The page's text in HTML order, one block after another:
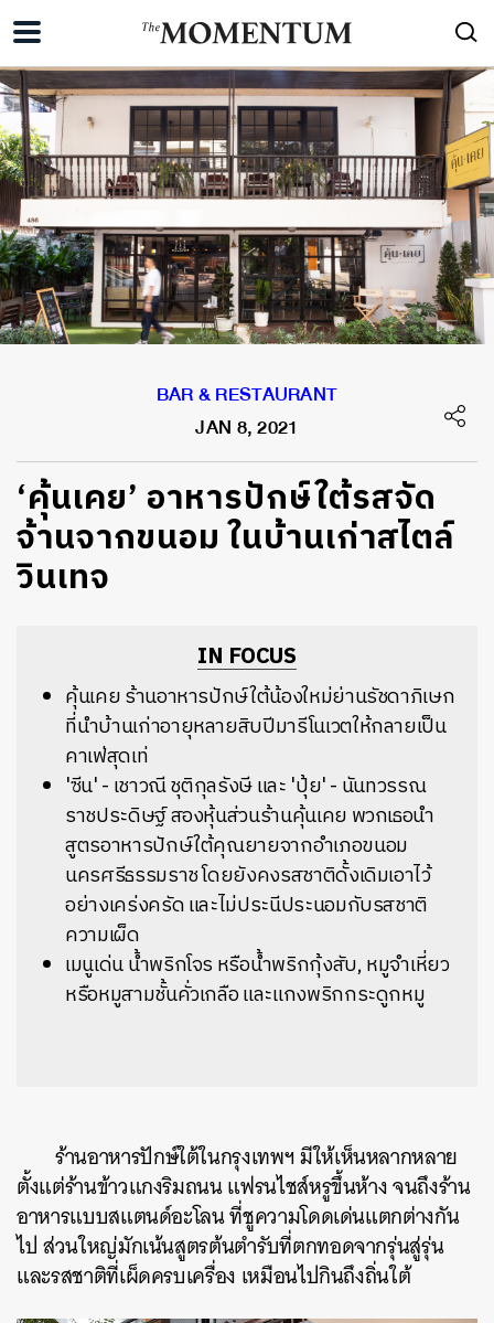
BAR & RESTAURANT
JAN 8, 2021
‘คุ้นเคย’ อาหารปักษ์ใต้รสจัด
จ้านจากขนอม ในบ้านเก่าสไตล์
วินเทจ
IN FOCUS
คุ้นเคย ร้านอาหารปักษ์ใต้น้องใหม่ย่านรัชดาภิเษก
ที่นำบ้านเก่าอายุหลายสิบปีมารีโนเวตให้กลายเป็น
คาเฟ่สุดเท่
'ซีน' - เชาวณี ชุติกุลรังษี และ 'ปุ้ย' - นันทวรรณ
ราชประดิษฐ์ สองหุ้นส่วนร้านคุ้นเคย พวกเธอนำ
สูตรอาหารปักษ์ใต้คุณยายจากอำเภอขนอม
นครศรีธรรมราช โดยยังคงรสชาติดั้งเดิมเอาไว้
อย่างเคร่งครัด และไม่ประนีประนอมกับรสชาติ
ความเผ็ด
เมนูเด่น น้ำพริกโจร หรือน้ำพริกกุ้งสับ, หมูจำเหี่ยว
หรือหมูสามชั้นคั่วเกลือ และแกงพริกกระดูกหมู
ร้านอาหารปักษ์ใต้ในกรุงเทพฯ มีให้เห็นหลากหลาย
ตั้งแต่ร้านข้าวแกงริมถนน แฟรนไชส์หรูขึ้นห้าง จนถึงร้าน
อาหารแบบสแตนด์อะโลน ที่ชูความโดดเด่นแตกต่างกัน
ไป ส่วนใหญ่มักเน้นสูตรต้นตำรับที่ตกทอดจากรุ่นสู่รุ่น
และรสชาติที่เผ็ดครบเครื่อง เหมือนไปกินถึงถิ่นใต้